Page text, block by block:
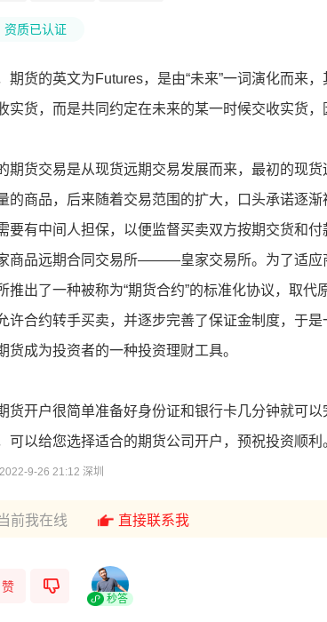
资质已认证
期货的英文为Futures，是由“未来”一词演化而来
实货，而是共同约定在未来的某一时候交收实货，
期货交易是从现货远期交易发展而来，最初的现
的商品，后来随着交易范围的扩大，口头承诺逐
要有中间人担保，以便监督买卖双方按期交货和
商品远期合同交易所———皇家交易所。为了适应
推出了一种被称为“期货合约”的标准化协议，取
许合约转手买卖，并逐步完善了保证金制度，于
货成为投资者的一种投资理财工具。
货开户很简单准备好身份证和银行卡几分钟就可
可以给您选择适合的期货公司开户，预祝投资顺利
9-26 21:12 深圳
前我在线 直接联系我
赞
秒答